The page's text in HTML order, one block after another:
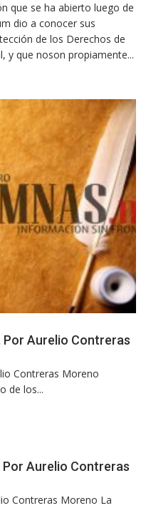
que se ha abierto luego de
dio a conocer sus
de los Derechos de
y que noson propiamente...
Aurelio Contreras
Contreras Moreno
de los...
Aurelio Contreras
Contreras Moreno La